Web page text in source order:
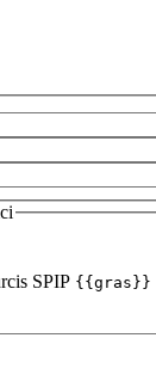
SPIP {{gras}}